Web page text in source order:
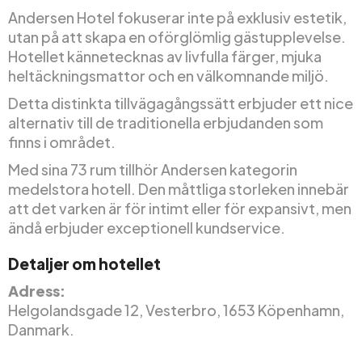
Andersen Hotel fokuserar inte på exklusiv estetik,
utan på att skapa en oförglömlig gästupplevelse.
Hotellet kännetecknas av livfulla färger, mjuka
heltäckningsmattor och en välkomnande miljö.
Detta distinkta tillvägagångssätt erbjuder ett nice
alternativ till de traditionella erbjudanden som
finns i området.
Med sina 73 rum tillhör Andersen kategorin
medelstora hotell. Den måttliga storleken innebär
att det varken är för intimt eller för expansivt, men
ändå erbjuder exceptionell kundservice.
Detaljer om hotellet
Adress:
Helgolandsgade 12, Vesterbro, 1653 Köpenhamn,
Danmark.